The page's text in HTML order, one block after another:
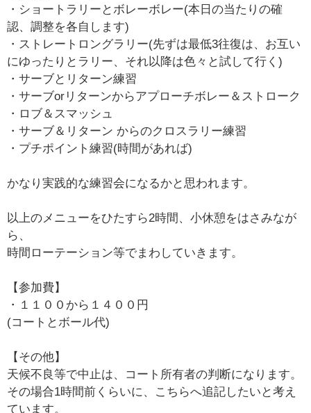
・ショートラリーとボレーボレー(本日の当たりの確
認、調整を各自します)
・ストレートロングラリー(先ずは最低3往復は、お互い
にゆったりとラリー、それ以降は色々と試して行く)
・サーブとリターン練習
・サーブorリターンからアプローチボレー＆ストローク
・ロブ＆スマッシュ
・サーブ＆リターン からのクロスラリー練習
・プチポイント練習(時間があれば)
かなり実践的な練習会になるかと思われます。
以上のメニューをひたすら2時間、小休憩をはさみなが
ら、
時間ローテーション等でまわしていきます。
【参加費】
・１１００から１４００円
(コートとボール代)
【その他】
天候不良等で中止は、コート所有者の判断になります。
その場合1時間前くらいに、こちらへ追記したいと考え
ています。